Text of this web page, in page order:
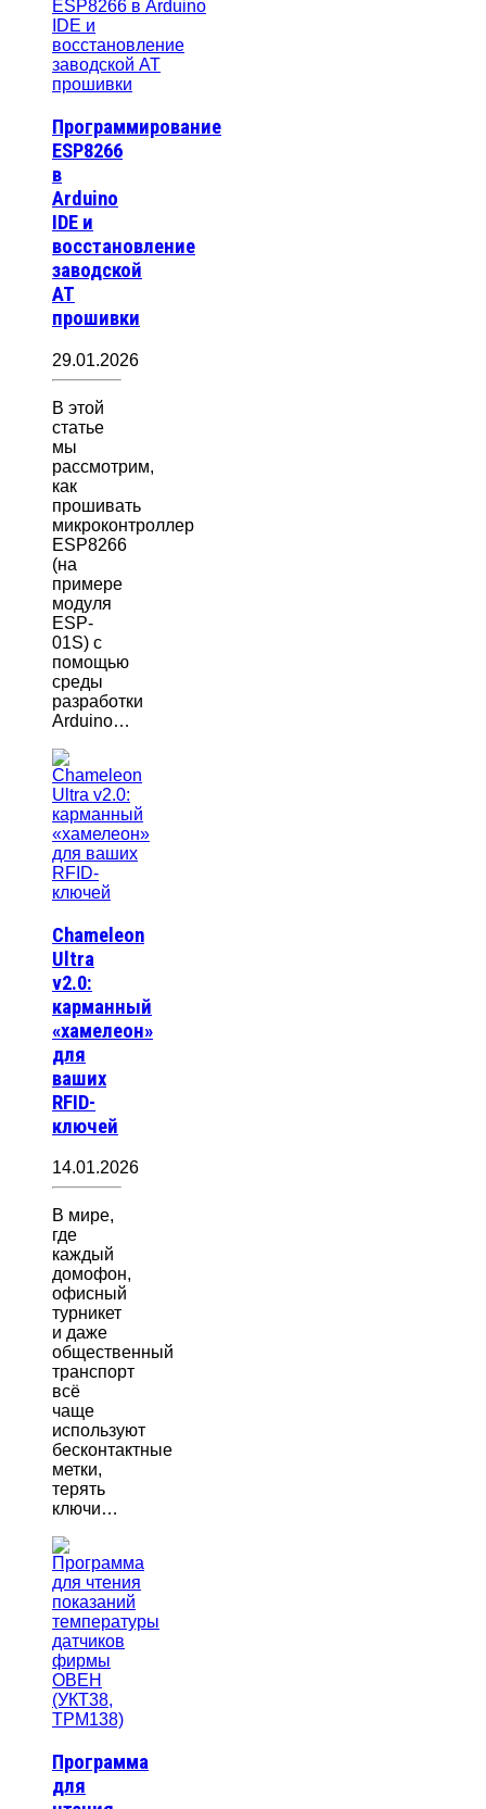
Программирование
ESP8266
в
Arduino
IDE и
восстановление
заводской
AT
прошивки
29.01.2026
В этой
статье
мы
рассмотрим,
как
прошивать
микроконтроллер
ESP8266
(на
примере
модуля
ESP-
01S) с
помощью
среды
разработки
Arduino…
Chameleon
Ultra
v2.0:
карманный
«хамелеон»
для
ваших
RFID-
ключей
14.01.2026
В мире,
где
каждый
домофон,
офисный
турникет
и даже
общественный
транспорт
всё
чаще
используют
бесконтактные
метки,
терять
ключи…
Программа
для